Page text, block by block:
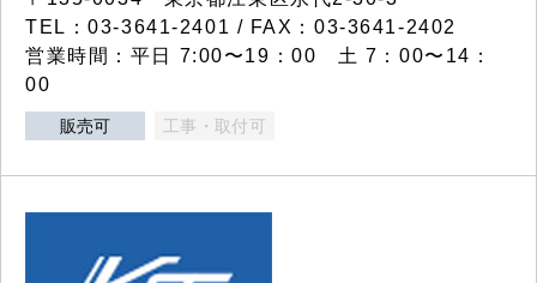
TEL：03-3641-2401 / FAX：03-3641-2402
営業時間：平日 7:00〜19：00 土 7：00〜14：
00
販売可 工事・取付可